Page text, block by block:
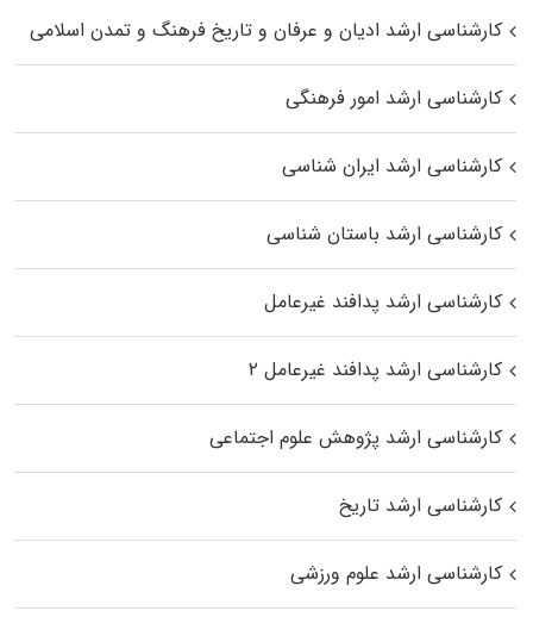
کارشناسی ارشد ادیان و عرفان و تاریخ فرهنگ و تمدن اسلامی
کارشناسی ارشد امور فرهنگی
کارشناسی ارشد ایران شناسی
کارشناسی ارشد باستان شناسی
کارشناسی ارشد پدافند غیرعامل
کارشناسی ارشد پدافند غیرعامل ۲
کارشناسی ارشد پژوهش علوم اجتماعی
کارشناسی ارشد تاریخ
کارشناسی ارشد علوم ورزشی